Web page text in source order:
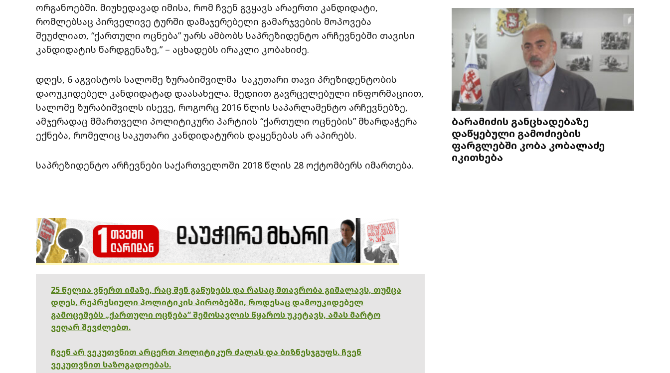
ორგანოებში. მიუხედავად იმისა, რომ ჩვენ გვყავს არაერთი კანდიდატი,
რომლებსაც პირველივე ტურში დამაჯერებელი გამარჯვების მოპოვება
შეუძლიათ, “ქართული ოცნება” უარს ამბობს საპრეზიდენტო არჩევნებში თავისი
კანდიდატის წარდგენაზე,” – აცხადებს ირაკლი კობახიძე.
დღეს, 6 აგვისტოს სალომე ზურაბიშვილმა საკუთარი თავი პრეზიდენტობის
დაოუკიდებელ კანდიდატად დაასახელა. მედიით გავრცელებული ინფორმაციით,
სალომე ზურაბიშვილს ისევე, როგორც 2016 წლის საპარლამენტო არჩევნებზე,
ამჯერადაც მმართველი პოლიტიკური პარტიის “ქართული ოცნების” მხარდაჭერა
ექნება, რომელიც საკუთარი კანდიდატურის დაყენებას არ აპირებს.
საპრეზიდენტო არჩევნები საქართველოში 2018 წლის 28 ოქტომბერს იმართება.
25 წელია ვწერთ იმაზე, რაც შენ გაწუხებს და რასაც მთავრობა გიმალავს, თუმცა
დღეს, რეპრესიული პოლიტიკის პირობებში, როდესაც დამოუკიდებელ
გამოცემებს „ქართული ოცნება“ შემოსავლის წყაროს უკეტავს, ამას მარტო
ვეღარ შევძლებთ.
ჩვენ არ ვეკუთვნით არცერთ პოლიტიკურ ძალას და ბიზნესჯგუფს. ჩვენ
ვეკუთვნით საზოგადოებას.
ბარამიძის განცხადებაზე
დაწყებული გამოძიების
ფარგლებში კობა კობალაძე
იკითხება